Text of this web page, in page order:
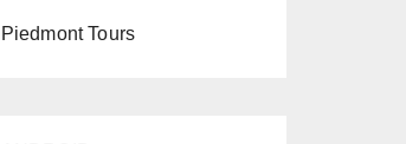
Piedmont Tours